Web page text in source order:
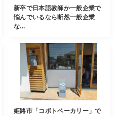
新卒で日本語教師か一般企業で
悩んでいるなら断然一般企業
な...
姫路市「コボトベーカリー」で